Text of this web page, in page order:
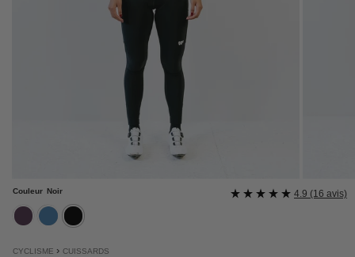
CYCLISME › CUISSARDS
4.9 (16 avis)
Couleur Noir
aubergine
bleu noir